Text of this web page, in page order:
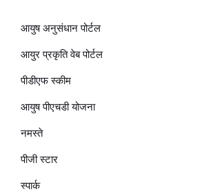
आयुष अनुसंधान पोर्टल
आयुर प्रकृति वेब पोर्टल
पीडीएफ स्कीम
आयुष पीएचडी योजना
नमस्ते
पीजी स्टार
स्पार्क